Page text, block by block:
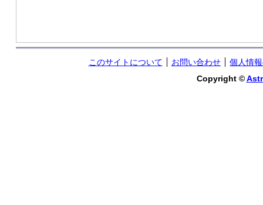
このサイトについて お問い合わせ
個人情
Copyright ©